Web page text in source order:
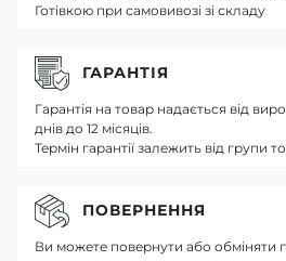
Готівкою при самовивозі зі складу
ГАРАНТІЯ
Гарантія на товар надається від
днів до 12 місяців.
Термін гарантії залежить від групи
ПОВЕРНЕННЯ
Ви можете повернути або обміняти